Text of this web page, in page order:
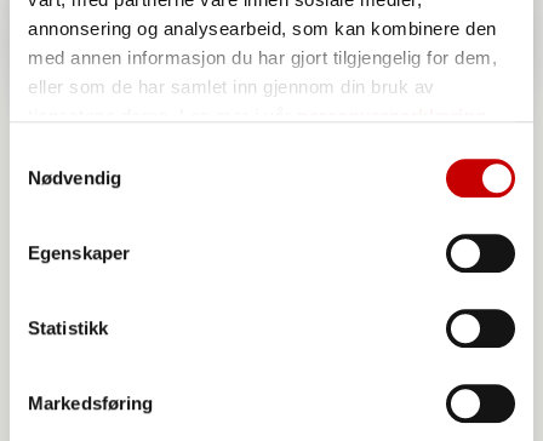
annonsering og analysearbeid, som kan kombinere den
med annen informasjon du har gjort tilgjengelig for dem,
eller som de har samlet inn gjennom din bruk av
Nødvendig
Egenskaper
Statistikk
Markedsføring
Norgesmøllene Hvetemel siktet